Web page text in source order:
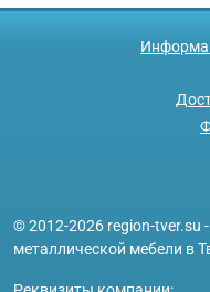
© 2012-2026 region-tver.su
металлической мебели в